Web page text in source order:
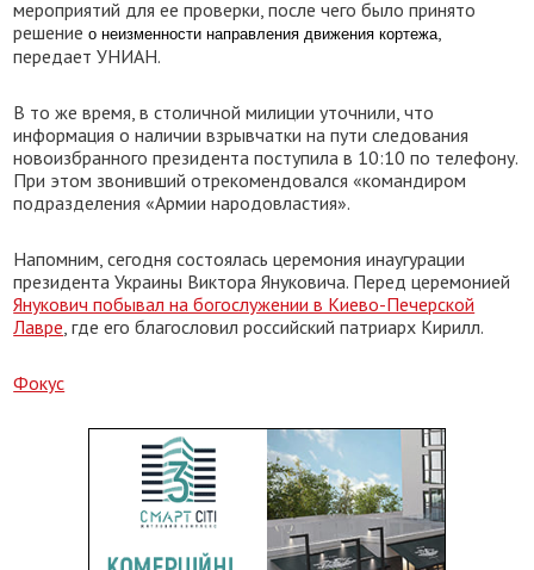
мероприятий для ее проверки, после чего было принято
решениео неизменности направления движения кортежа,
передает УНИАН.
В то же время, в столичной милиции уточнили, что
информация о наличии взрывчатки на пути следования
новоизбранного президента поступила в 10:10 по телефону.
При этом звонивший отрекомендовался «командиром
подразделения «Армии народовластия».
Напомним, сегодня состоялась церемония инаугурации
президента Украины Виктора Януковича. Перед церемонией
Янукович побывал на богослужении в Киево-Печерской
Лавре, где его благословил российский патриарх Кирилл.
Фокус